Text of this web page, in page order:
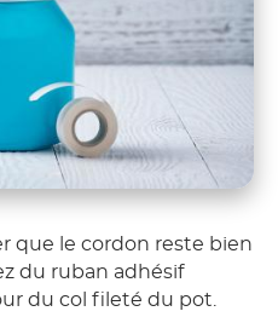
que le cordon reste bien
du ruban adhésif
du col fileté du pot.